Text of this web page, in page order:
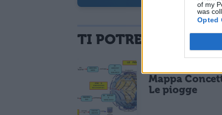
of my
was
Opted
TI POTREBBE
Mappa
Le piogge